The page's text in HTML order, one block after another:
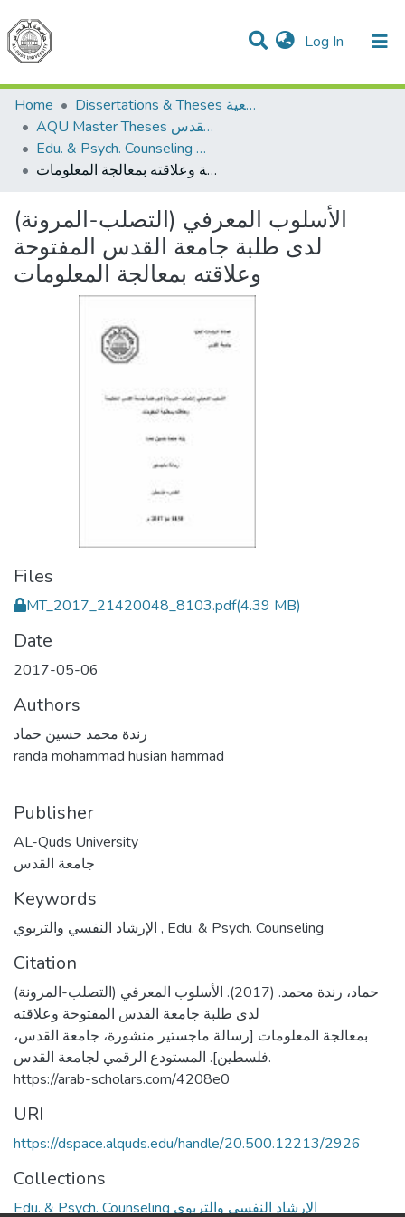
Log In (current)
Communities & Collections
All of DSpace
Home
Dissertations & Theses الرسائل الجامعية
AQU Master Theses الرسائل الجامعية الخاصة بجامعة القدس
Edu. & Psych. Counseling الإرشاد النفسي والتربوي
الأسلوب المعرفي (التصلب-المرونة) لدى طلبة جامعة القدس المفتوحة وعلاقته بمعالجة المعلومات
الأسلوب المعرفي (التصلب-المرونة)
لدى طلبة جامعة القدس المفتوحة
وعلاقته بمعالجة المعلومات
Files
MT_2017_21420048_8103.pdf(4.39 MB)
Date
2017-05-06
Authors
رندة محمد حسين حماد
randa mohammad husian hammad
Publisher
AL-Quds University
جامعة القدس
Keywords
, Edu. & Psych. Counseling
Citation
حماد، رندة محمد. (2017). الأسلوب المعرفي (التصلب-المرونة)
لدى طلبة جامعة القدس المفتوحة وعلاقته
بمعالجة المعلومات [رسالة ماجستير منشورة، جامعة القدس،
فلسطين]. المستودع الرقمي لجامعة القدس.
https://arab-scholars.com/4208e0
URI
https://dspace.alquds.edu/handle/20.500.12213/2926
Collections
Edu. & Psych. Counseling الإرشاد النفسي والتربوي